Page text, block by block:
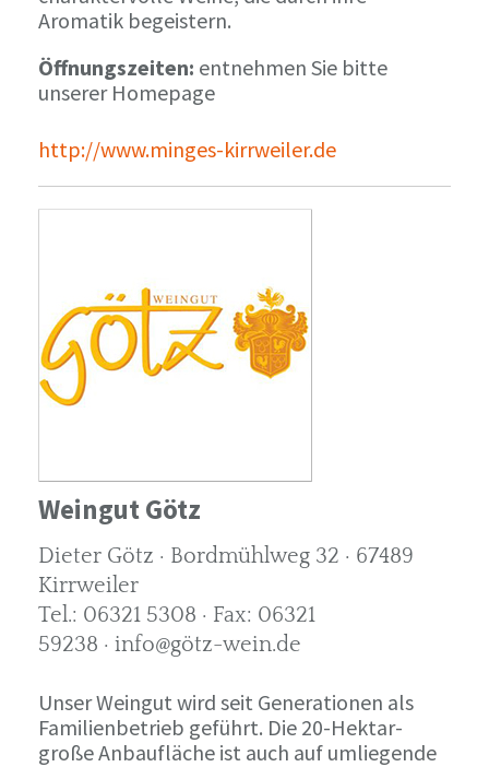
Aromatik begeistern.
Öffnungszeiten: entnehmen Sie bitte
unserer Homepage
http://www.minges-kirrweiler.de
Weingut Götz
Dieter Götz · Bordmühlweg 32 · 67489
Kirrweiler
Tel.: 06321 5308 · Fax: 06321
59238 · info@götz-wein.de
Unser Weingut wird seit Generationen als
Familienbetrieb geführt. Die 20-Hektar-
große Anbaufläche ist auch auf umliegende